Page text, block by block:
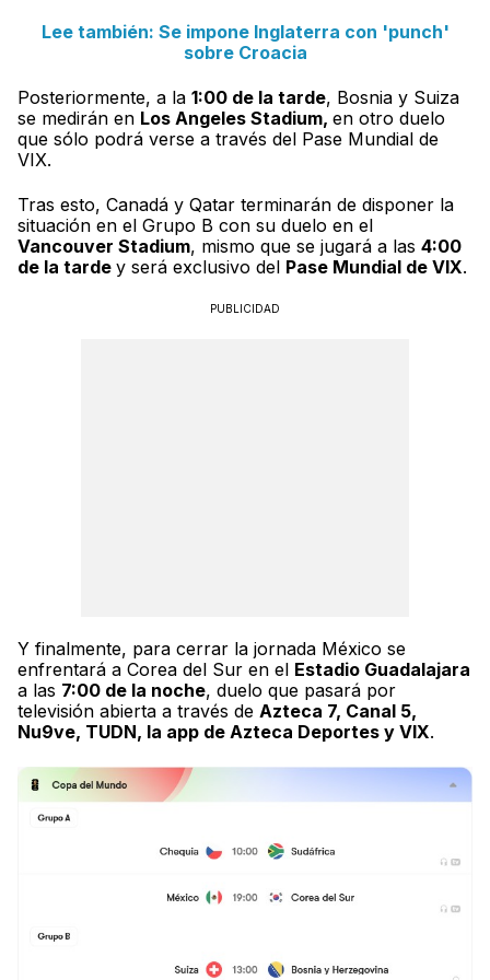
Lee también: Se impone Inglaterra con 'punch'
sobre Croacia
Posteriormente, a la 1:00 de la tarde, Bosnia y Suiza
se medirán en Los Angeles Stadium, en otro duelo
que sólo podrá verse a través del Pase Mundial de
VIX.
Tras esto, Canadá y Qatar terminarán de disponer la
situación en el Grupo B con su duelo en el
Vancouver Stadium, mismo que se jugará a las 4:00
de la tarde y será exclusivo del Pase Mundial de VIX.
PUBLICIDAD
Y finalmente, para cerrar la jornada México se
enfrentará a Corea del Sur en el Estadio Guadalajara
a las 7:00 de la noche, duelo que pasará por
televisión abierta a través de Azteca 7, Canal 5,
Nu9ve, TUDN, la app de Azteca Deportes y VIX.